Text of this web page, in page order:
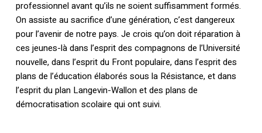
professionnel avant qu’ils ne soient suffisamment formés.
On assiste au sacrifice d’une génération, c’est dangereux
pour l’avenir de notre pays. Je crois qu’on doit réparation à
ces jeunes-là dans l’esprit des compagnons de l’Université
nouvelle, dans l’esprit du Front populaire, dans l’esprit des
plans de l’éducation élaborés sous la Résistance, et dans
l’esprit du plan Langevin-Wallon et des plans de
démocratisation scolaire qui ont suivi.